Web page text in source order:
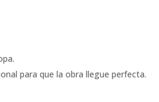
para que la obra llegue perfecta.